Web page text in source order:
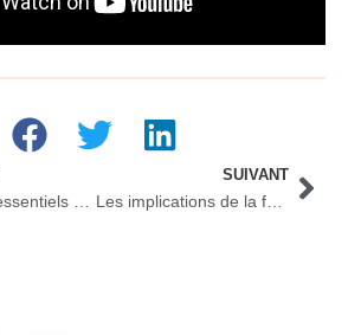
SUIVANT
Les implications de la faillite personnelle en Alsace sur votre avenir financier